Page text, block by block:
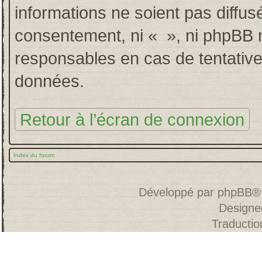
informations ne soient pas
consentement, ni « », ni phpBB
responsables en cas de
données.
Retour à l’écran de connexion
Index du forum
Développé par phpBB®